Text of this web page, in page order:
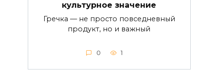
культурное значение
Гречка — не просто повседневный
продукт, но и важный
0 1